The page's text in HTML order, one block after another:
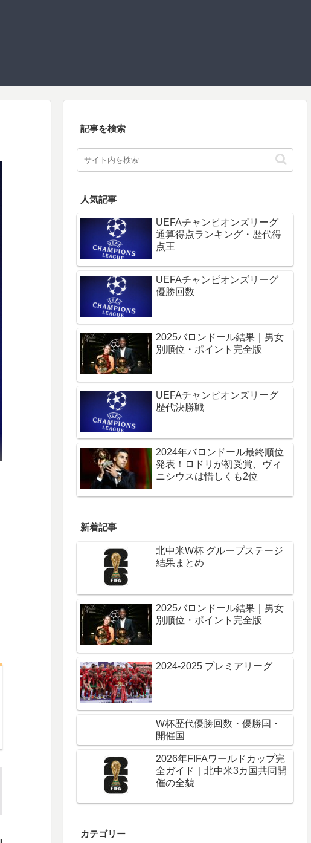
記事を検索
人気記事
UEFAチャンピオンズリーグ
通算得点ランキング・歴代得
点王
UEFAチャンピオンズリーグ
優勝回数
2025バロンドール結果｜男女
別順位・ポイント完全版
UEFAチャンピオンズリーグ
歴代決勝戦
2024年バロンドール最終順位
発表！ロドリが初受賞、ヴィ
ニシウスは惜しくも2位
新着記事
北中米W杯 グループステージ
結果まとめ
2025バロンドール結果｜男女
別順位・ポイント完全版
2024-2025 プレミアリーグ
W杯歴代優勝回数・優勝国・
開催国
2026年FIFAワールドカップ完
全ガイド｜北中米3カ国共同開
催の全貌
カテゴリー